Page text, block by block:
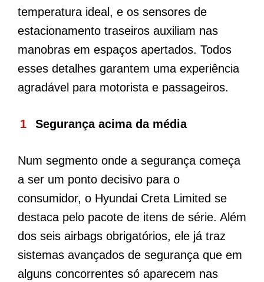
temperatura ideal, e os sensores de
estacionamento traseiros auxiliam nas
manobras em espaços apertados. Todos
esses detalhes garantem uma experiência
agradável para motorista e passageiros.
Segurança acima da média
Num segmento onde a segurança começa
a ser um ponto decisivo para o
consumidor, o Hyundai Creta Limited se
destaca pelo pacote de itens de série. Além
dos seis airbags obrigatórios, ele já traz
sistemas avançados de segurança que em
alguns concorrentes só aparecem nas